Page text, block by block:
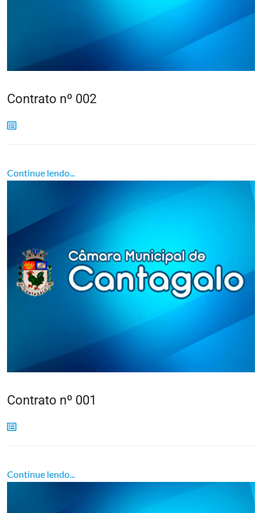
Contrato nº 002
Continue lendo...
Contrato nº 001
Continue lendo...